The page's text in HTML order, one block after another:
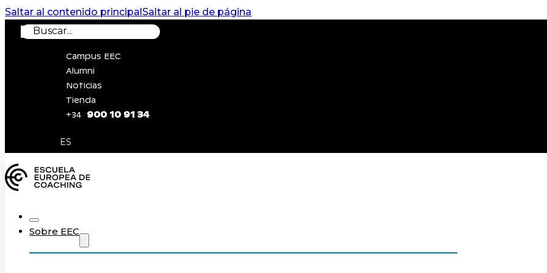
Saltar al contenido principalSaltar al pie de página
Buscar
Campus EEC
Alumni
Noticias
Tienda
+34
900 10 91 34
ES
Sobre EEC